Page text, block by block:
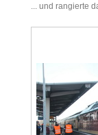
... und rangierte